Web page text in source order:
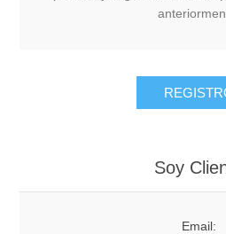
Soy
Email: